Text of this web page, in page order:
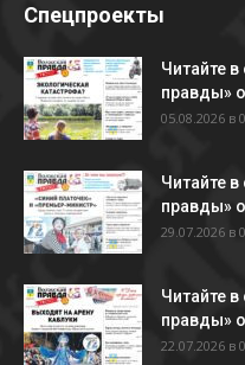
Спецпроекты
Читайте
правды»
05.08.2026 в
Читайте
правды»
29.07.2026 в
Читайте
правды»
22.07.2026 в